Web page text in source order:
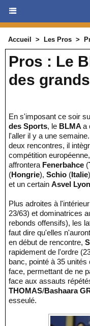
Accueil > Les Pros >
Pros : Le
des grands
En s'imposant ce soir
des Sports, le BLMA a
l'aller il y a une
deux rencontres, il
compétition
affrontera Fenerbahce (
(Hongrie), Schio (Italie
et un certain Asvel
Plus adroites à
23/63) et dominatrices
rebonds offensifs), les
faut dire qu'elles
en début de rencontre,
rapidement de l'ordre
banc, pointé à 35
face, permettant de ne
face aux assauts
THOMAS/Bashaara
esseulé.